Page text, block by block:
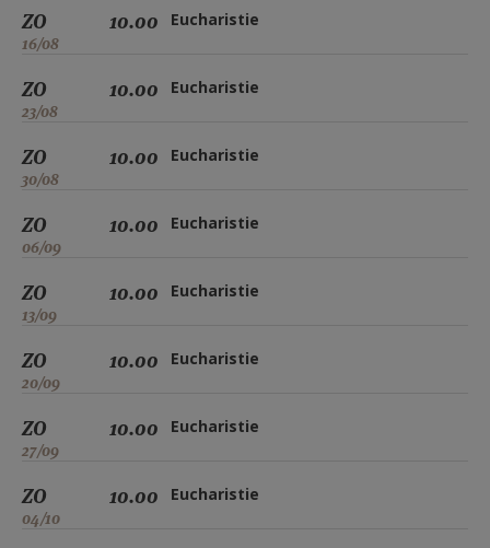
ZO
16/08
10.00 Eucharistie
ZO
23/08
10.00 Eucharistie
ZO
30/08
10.00 Eucharistie
ZO
06/09
10.00 Eucharistie
ZO
13/09
10.00 Eucharistie
ZO
20/09
10.00 Eucharistie
ZO
27/09
10.00 Eucharistie
ZO
04/10
10.00 Eucharistie